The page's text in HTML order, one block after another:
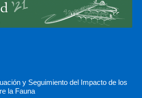
y Seguimiento del Impacto de los
la Fauna